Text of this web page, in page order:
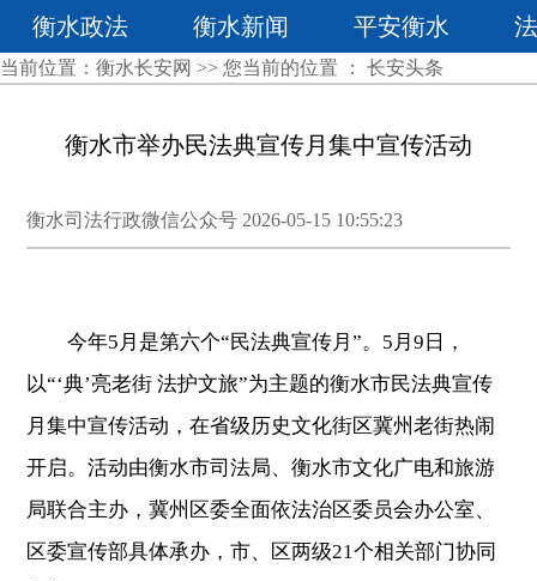
衡水政法 衡水新闻 平安衡水
当前位置： 衡水长安网 >> 您当前的位置 ： 长安头条
衡水市举办民法典宣传月集中宣传活动
衡水司法行政微信公众号 2026-05-15 10:55:23
今年5月是第六个“民法典宣传月”。5月9日，
以“‘典’亮老街 法护文旅”为主题的衡水市民法典宣传
月集中宣传活动，在省级历史文化街区冀州老街热闹
开启。活动由衡水市司法局、衡水市文化广电和旅游
局联合主办，冀州区委全面依法治区委员会办公室、
区委宣传部具体承办，市、区两级21个相关部门协同